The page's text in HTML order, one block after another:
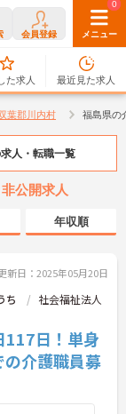
会員登録 メニュー
0
た求人
0
最近見た求人
葉郡川内村 福島県の
人・転職一覧
非公開求人
年収順
新日：2025年05月20日
ち
社会福祉法人
117日！単身
介護職員募